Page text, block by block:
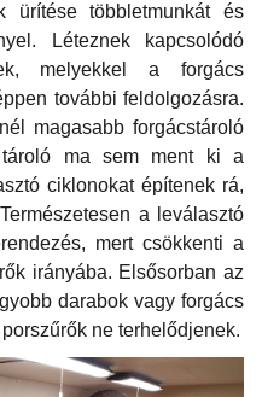
ürítése többletmunkát és
Léteznek kapcsolódó
melyekkel a forgács
további feldolgozásra.
magasabb forgácstároló
ma sem ment ki a
ciklonokat építenek rá,
a leválasztó
mert csökkenti a
irányába. Elsősorban az
darabok vagy forgács
ne terhelődjenek.